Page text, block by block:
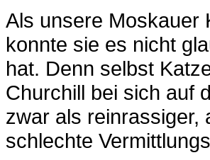
Als unsere Moskauer
konnte sie es nicht
hat. Denn selbst
Churchill bei sich auf
zwar als reinrassiger,
schlechte